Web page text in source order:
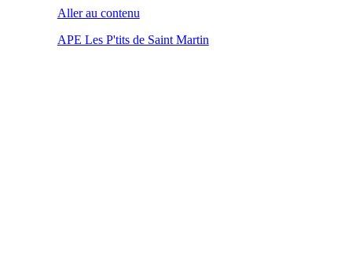
Aller au contenu
APE Les P'tits de Saint Martin